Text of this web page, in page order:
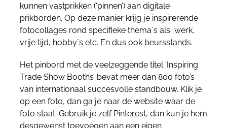
kunnen vastprikken (‘pinnen’) aan digitale
prikborden. Op deze manier krijg je inspirerende
fotocollages rond specifieke thema´s als werk,
vrije tijd, hobby´s etc. En dus ook beursstands.
Het pinbord met de veelzeggende titel ‘Inspiring
Trade Show Booths’ bevat meer dan 800 foto’s
van internationaal succesvolle standbouw. Klik je
op een foto, dan ga je naar de website waar de
foto staat. Gebruik je zelf Pinterest, dan kun je hem
desgewenst toevoegen aan een eigen